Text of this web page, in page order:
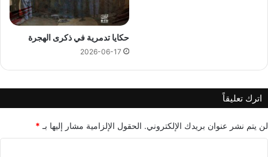
حكايا تدمرية في ذكرى الهجرة
2026-06-17
اترك تعليقاً
لن يتم نشر عنوان بريدك الإلكتروني. الحقول الإلزامية مشار إليها بـ *